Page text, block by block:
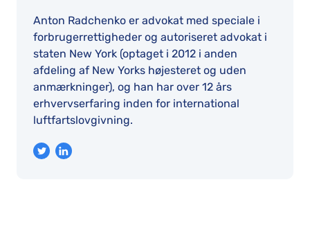
Anton Radchenko er advokat med speciale i
forbrugerrettigheder og autoriseret advokat i
staten New York (optaget i 2012 i anden
afdeling af New Yorks højesteret og uden
anmærkninger), og han har over 12 års
erhvervserfaring inden for international
luftfartslovgivning.